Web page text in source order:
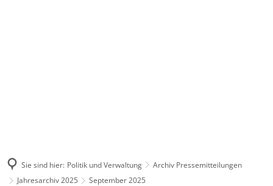
Sie sind hier: Politik und Verwaltung
Archiv Pressemitteilungen
Jahresarchiv 2025
September 2025